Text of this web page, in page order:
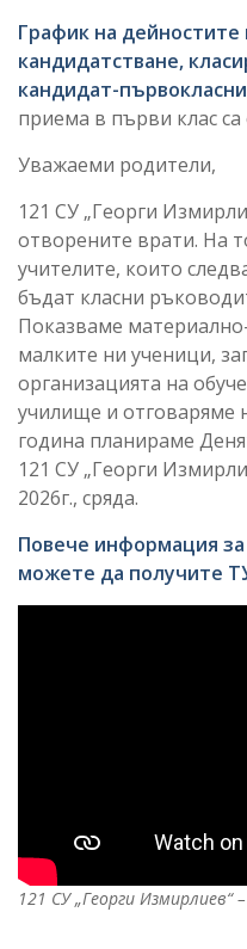
График на дейностите
кандидатстване,
кандидат-
приема в първи клас
Уважаеми родители,
121 СУ „Георги
отворените врати. На
учителите, които
бъдат класни
Показваме
малките ни ученици,
организацията на
училище и отговаряме
година планираме
121 СУ „Георги
2026г., сряда.
Повече информация
можете да получите
121 СУ „Георги Измирлиев“